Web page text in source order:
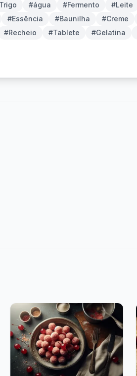
#água #Fermento #Leite
#Essência #Baunilha #Creme
#Recheio #Tablete #Gelatina